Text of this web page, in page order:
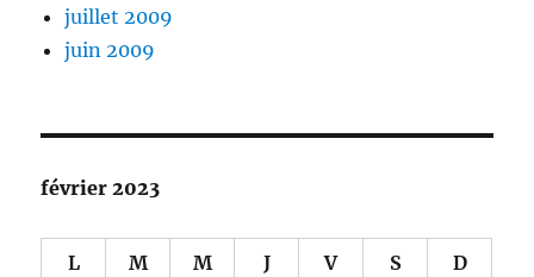
juillet 2009
juin 2009
février 2023
L M M J V S D